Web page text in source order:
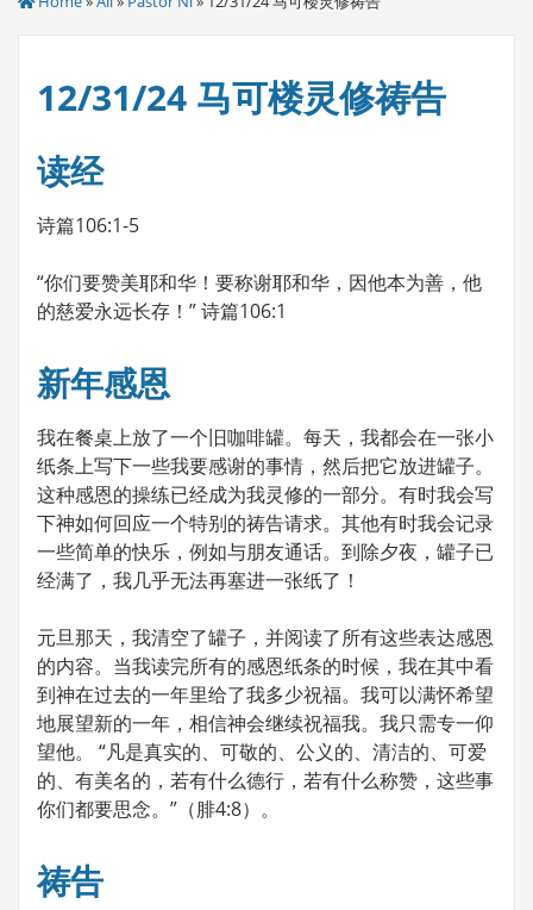
12/31/24 马可楼灵修祷告
读经
诗篇106:1-5
“你们要赞美耶和华！要称谢耶和华，因他本为善，他
的慈爱永远长存！” 诗篇106:1
新年感恩
我在餐桌上放了一个旧咖啡罐。每天，我都会在一张小
纸条上写下一些我要感谢的事情，然后把它放进罐子。
这种感恩的操练已经成为我灵修的一部分。有时我会写
下神如何回应一个特别的祷告请求。其他有时我会记录
一些简单的快乐，例如与朋友通话。到除夕夜，罐子已
经满了，我几乎无法再塞进一张纸了！
元旦那天，我清空了罐子，并阅读了所有这些表达感恩
的内容。当我读完所有的感恩纸条的时候，我在其中看
到神在过去的一年里给了我多少祝福。我可以满怀希望
地展望新的一年，相信神会继续祝福我。我只需专一仰
望他。 “凡是真实的、可敬的、公义的、清洁的、可爱
的、有美名的，若有什么德行，若有什么称赞，这些事
你们都要思念。”（腓4:8）。
祷告